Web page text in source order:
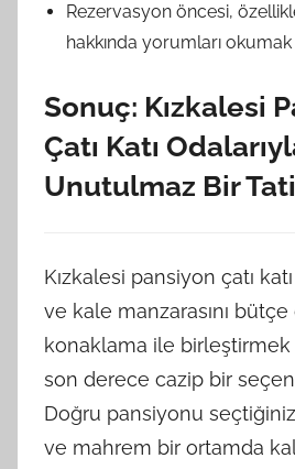
Rezervasyon öncesi,
hakkında yorumları okumak
Sonuç: Kızkalesi
Çatı Katı
Unutulmaz Bir
Kızkalesi pansiyon çatı
ve kale manzarasını
konaklama ile
son derece cazip bir
Doğru pansiyonu
ve mahrem bir ortamda